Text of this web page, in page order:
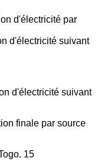
d'électricité par
d'électricité suivant
d'électricité suivant
finale par source
15